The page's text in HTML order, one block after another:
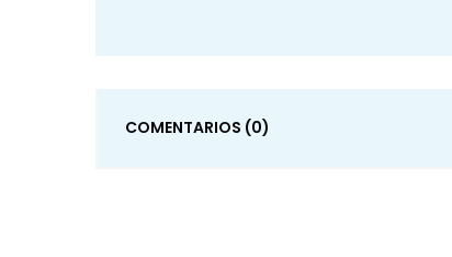
COMENTARIOS (0)